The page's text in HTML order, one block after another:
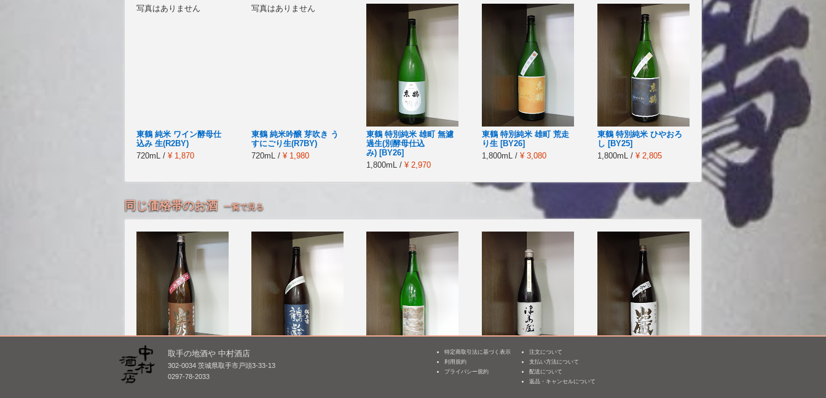
写真はありません
東鶴 純米 ワイン酵母仕
込み 生(R2BY)
720mL / ¥ 1,870
写真はありません
東鶴 純米吟醸 芽吹き う
すにごり生(R7BY)
720mL / ¥ 1,980
東鶴 特別純米 雄町 無濾
過生(別酵母仕込
み) [BY26]
1,800mL / ¥ 2,970
東鶴 特別純米 雄町 荒走
り生 [BY26]
1,800mL / ¥ 3,080
東鶴 特別純米 ひやおろ
し [BY25]
1,800mL / ¥ 2,805
同じ価格帯のお酒 一覧で見る
巌 特別純米 ひやおろ
し [BY25]
鶴齢 純米 山田錦 65% 生
原酒 [BY26]
津島屋外伝 純米酒 der
Vater Rhein 父なるライ
津島屋 純米大吟醸 窮め
の山田錦 無濾過生原
取手の地酒や 中村酒店
302-0034 茨城県取手市戸頭3-33-13
0297-78-2033
特定商取引法に基づく表示
利用規約
プライバシー規約
注文について
支払い方法について
配送について
返品・キャンセルについて